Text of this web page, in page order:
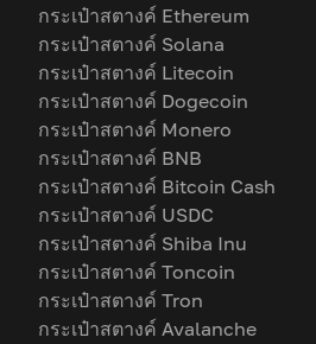
กระเป๋าสตางค์ Ethereum
กระเป๋าสตางค์ Solana
กระเป๋าสตางค์ Litecoin
กระเป๋าสตางค์ Dogecoin
กระเป๋าสตางค์ Monero
กระเป๋าสตางค์ BNB
กระเป๋าสตางค์ Bitcoin Cash
กระเป๋าสตางค์ USDC
กระเป๋าสตางค์ Shiba Inu
กระเป๋าสตางค์ Toncoin
กระเป๋าสตางค์ Tron
กระเป๋าสตางค์ Avalanche